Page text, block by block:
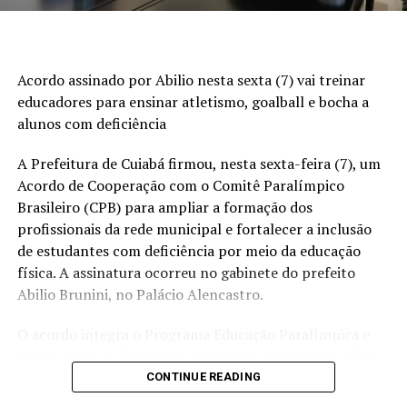
desaceleração nas vendas foi pontual ou se sinaliza
menor apetite comprador no início do ciclo 2025/26. O
USDA não indicou, neste relatório, mudança adicional de
Fonte:Estadão Conteúdo
O post USDA informa venda de 102,1 mil toneladas de
soja dos EUA da safra 2025/26 apareceu primeiro em
Canal Rural.
Preço da cesta básica chega a R$ 896 e quebra mais
um recorde em Cuiabá
Acordo assinado por Abilio nesta sexta (7) vai treinar
educadores para ensinar atletismo, goalball e bocha a
alunos com deficiência
A Prefeitura de Cuiabá firmou, nesta sexta-feira (7), um
Acordo de Cooperação com o Comitê Paralímpico
Brasileiro (CPB) para ampliar a formação dos
profissionais da rede municipal e fortalecer a inclusão
de estudantes com deficiência por meio da educação
física. A assinatura ocorreu no gabinete do prefeito
Abilio Brunini, no Palácio Alencastro.
modalidades paralímpicas, classificação esportiva,
CONTINUE READING